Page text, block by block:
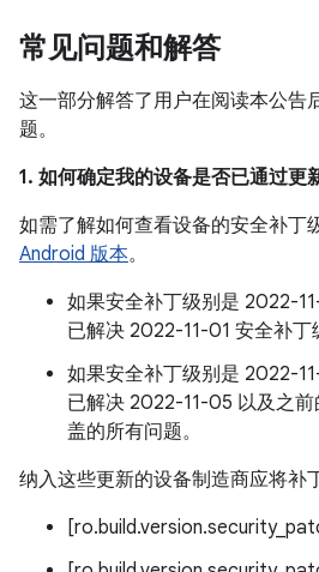
常见问题和解答
这一部分解答了用户在阅读本公告
题。
1. 如何确定我的设备是否已通过更
如需了解如何查看设备的安全补丁
Android 版本。
如果安全补丁级别是 2022-
已解决 2022-11-01 安全补丁
如果安全补丁级别是 2022-
已解决 2022-11-05 以及之
盖的所有问题。
纳入这些更新的设备制造商应将补